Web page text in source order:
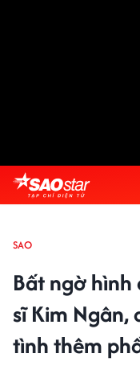
SAO
Bất ngờ
sĩ Kim Ngân,
tình thêm